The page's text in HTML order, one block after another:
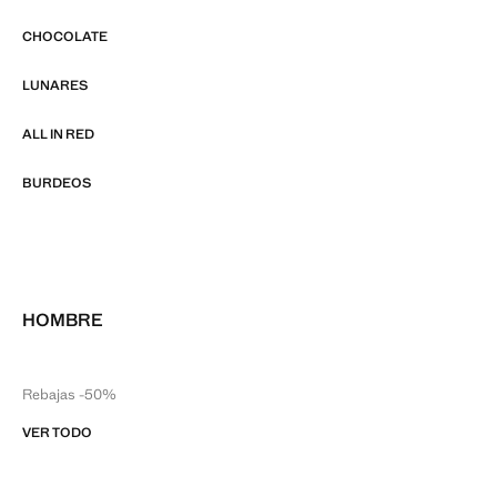
CHOCOLATE
LUNARES
ALL IN RED
BURDEOS
HOMBRE
Rebajas -50%
VER TODO